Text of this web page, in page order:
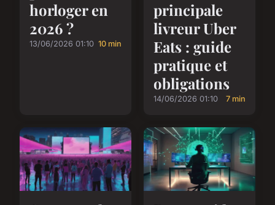
horloger en
2026 ?
13/06/2026 01:10 10 min
principale
livreur Uber
Eats : guide
pratique et
obligations
14/06/2026 01:10 7 min